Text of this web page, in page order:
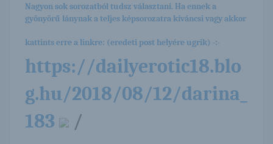
Nagyon sok sorozatból tudsz választani. Ha ennek a
gyönyörű lánynak a teljes képsorozatra kíváncsi vagy akkor
kattints erre a linkre: (eredeti post helyére ugrik) -:-
https://dailyerotic18.blo
g.hu/2018/08/12/darina_
183
/